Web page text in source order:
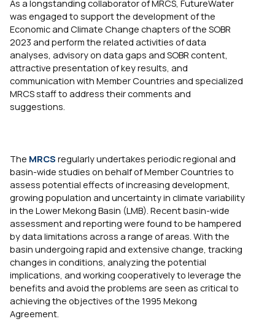
As a longstanding collaborator of MRCS, FutureWater
was engaged to support the development of the
Economic and Climate Change chapters of the SOBR
2023 and perform the related activities of data
analyses, advisory on data gaps and SOBR content,
attractive presentation of key results, and
communication with Member Countries and specialized
MRCS staff to address their comments and
suggestions.
The MRCS regularly undertakes periodic regional and
basin-wide studies on behalf of Member Countries to
assess potential effects of increasing development,
growing population and uncertainty in climate variability
in the Lower Mekong Basin (LMB). Recent basin-wide
assessment and reporting were found to be hampered
by data limitations across a range of areas. With the
basin undergoing rapid and extensive change, tracking
changes in conditions, analyzing the potential
implications, and working cooperatively to leverage the
benefits and avoid the problems are seen as critical to
achieving the objectives of the 1995 Mekong
Agreement.